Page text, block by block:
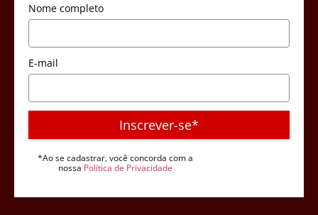
Nome completo
E-mail
Inscrever-se*
*Ao se cadastrar, você concorda com a
nossa Política de Privacidade